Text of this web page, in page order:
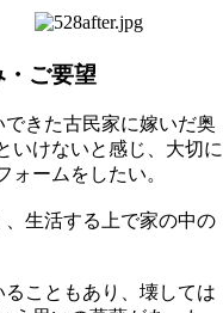
・ご要望
きた古民家に嫁いだ奥
いけないと感じ、大切に
ームをしたい。
生活する上で家の中の
こともあり、壊しては